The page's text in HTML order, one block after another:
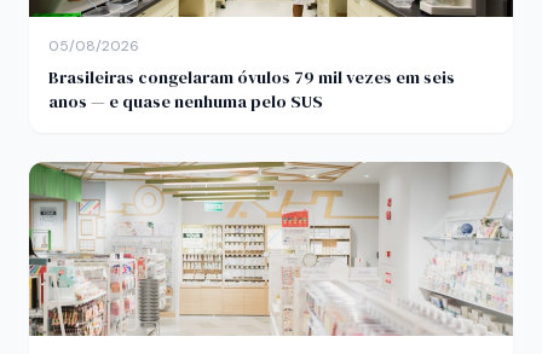
05/08/2026
Brasileiras congelaram óvulos 79 mil vezes em seis
anos — e quase nenhuma pelo SUS